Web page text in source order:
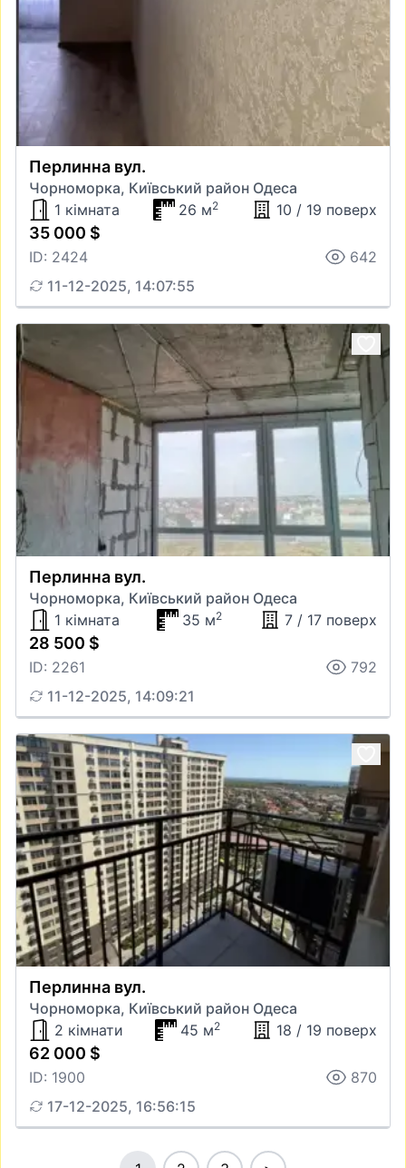
Перлинна вул.
Чорноморка, Київський район Одеса
1 кімната
26 м2 10 / 19 поверх
35 000 $
ID: 2424
642
11-12-2025, 14:07:55
Перлинна вул.
Чорноморка, Київський район Одеса
1 кімната
35 м2 7 / 17 поверх
28 500 $
ID: 2261
792
11-12-2025, 14:09:21
Перлинна вул.
Чорноморка, Київський район Одеса
2 кімнати
45 м2 18 / 19 поверх
62 000 $
ID: 1900
870
17-12-2025, 16:56:15